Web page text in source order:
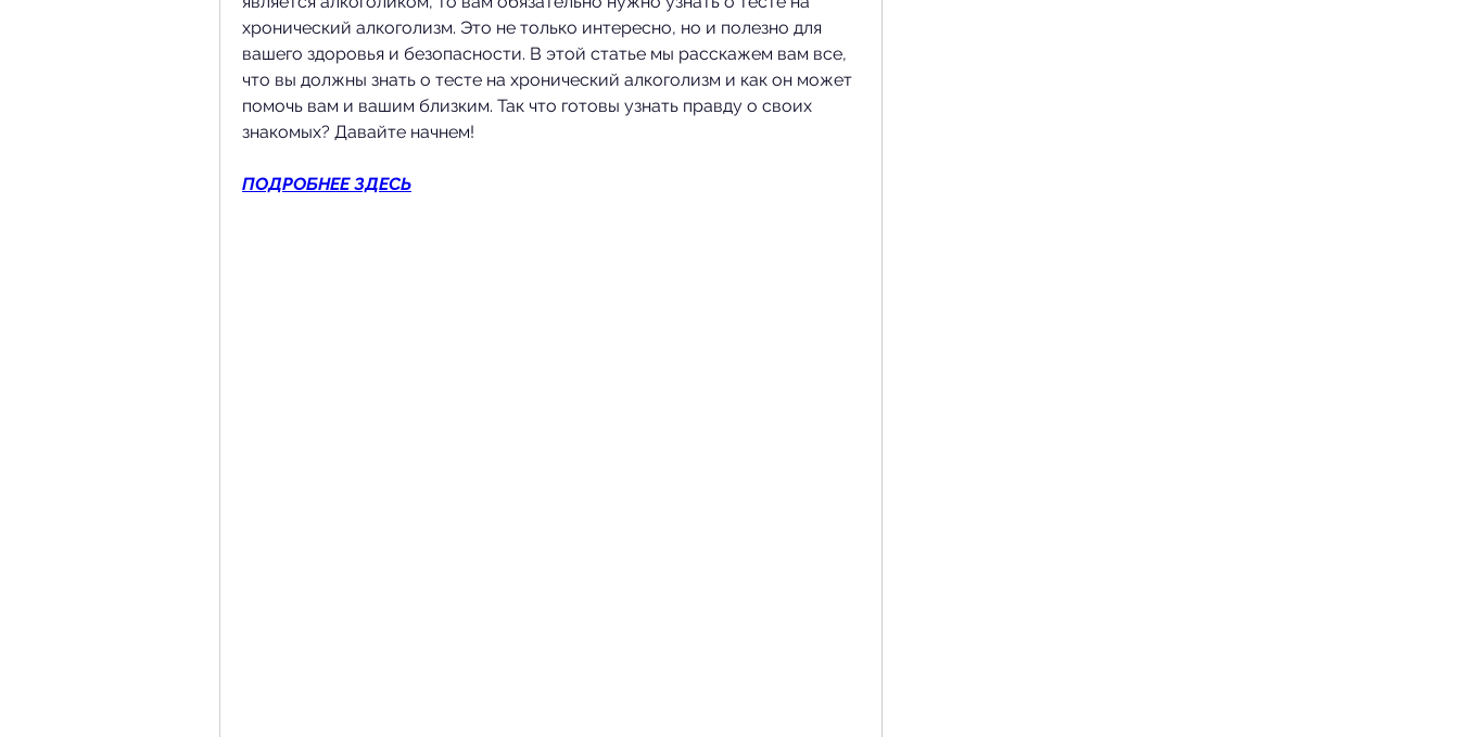
хронический алкоголизм. Это не только интересно, но и полезно для
вашего здоровья и безопасности. В этой статье мы расскажем вам все,
что вы должны знать о тесте на хронический алкоголизм и как он может
помочь вам и вашим близким. Так что готовы узнать правду о своих
знакомых? Давайте начнем!
ПОДРОБНЕЕ ЗДЕСЬ